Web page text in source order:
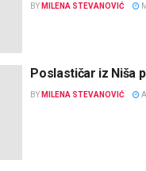
BY MILENA STEVANOVIĆ
Poslastičar iz Niša
BY MILENA STEVANOVIĆ